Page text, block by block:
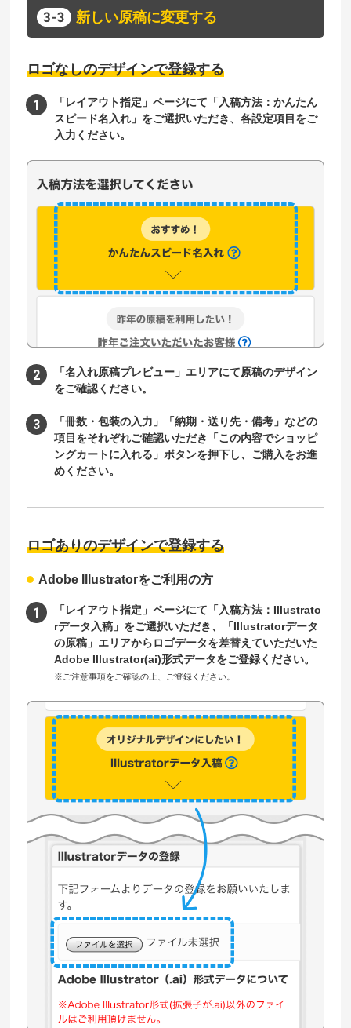
新しい原稿に変更する
ロゴなしのデザインで登録する
「レイアウト指定」ページにて「入稿方法：かんたん
スピード名入れ」をご選択いただき、各設定項目をご
入力ください。
「名入れ原稿プレビュー」エリアにて原稿のデザイン
をご確認ください。
「冊数・包装の入力」「納期・送り先・備考」などの
項目をそれぞれご確認いただき「この内容でショッピ
ングカートに入れる」ボタンを押下し、ご購入をお進
めください。
ロゴありのデザインで登録する
Adobe Illustratorをご利用の方
「レイアウト指定」ページにて「入稿方法：Illustrato
rデータ入稿」をご選択いただき、「Illustratorデータ
の原稿」エリアからロゴデータを差替えていただいた
Adobe Illustrator(ai)形式データをご登録ください。
※ご注意事項をご確認の上、ご登録ください。